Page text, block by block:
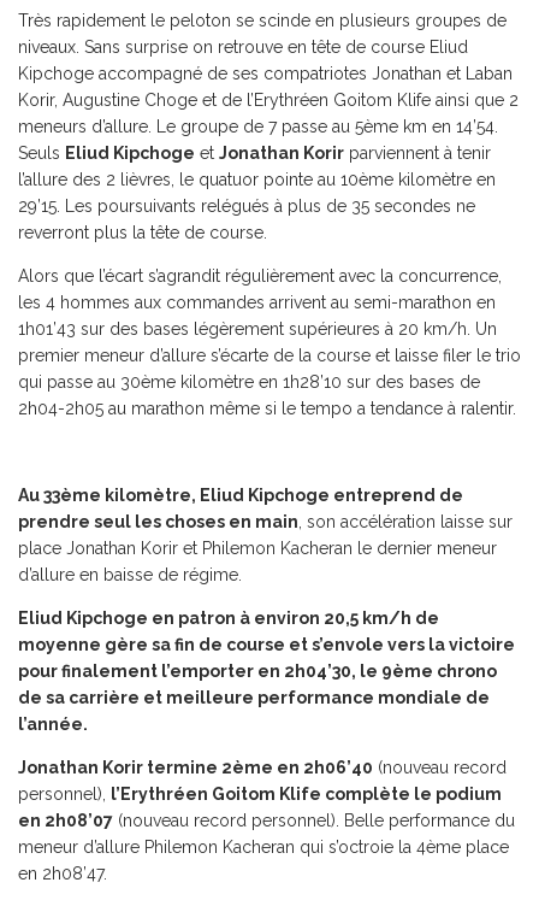
Très rapidement le peloton se scinde en plusieurs groupes de
niveaux. Sans surprise on retrouve en tête de course Eliud
Kipchoge accompagné de ses compatriotes Jonathan et Laban
Korir, Augustine Choge et de l’Erythréen Goitom Klife ainsi que 2
meneurs d’allure. Le groupe de 7 passe au 5ème km en 14’54.
Seuls Eliud Kipchoge et Jonathan Korir parviennent à tenir
l’allure des 2 lièvres, le quatuor pointe au 10ème kilomètre en
29’15. Les poursuivants relégués à plus de 35 secondes ne
reverront plus la tête de course.
Alors que l’écart s’agrandit régulièrement avec la concurrence,
les 4 hommes aux commandes arrivent au semi-marathon en
1h01’43 sur des bases légèrement supérieures à 20 km/h. Un
premier meneur d’allure s’écarte de la course et laisse filer le trio
qui passe au 30ème kilomètre en 1h28’10 sur des bases de
2h04-2h05 au marathon même si le tempo a tendance à ralentir.
Au 33ème kilomètre, Eliud Kipchoge entreprend de
prendre seul les choses en main , son accélération laisse sur
place Jonathan Korir et Philemon Kacheran le dernier meneur
d’allure en baisse de régime.
Eliud Kipchoge en patron à environ 20,5 km/h de
moyenne gère sa fin de course et s’envole vers la victoire
pour finalement l’emporter en 2h04’30, le 9ème chrono
de sa carrière et meilleure performance mondiale de
l’année.
Jonathan Korir termine 2ème en 2h06’40 (nouveau record
personnel),
l’Erythréen Goitom Klife complète le podium
en 2h08’07 (nouveau record personnel). Belle performance du
meneur d’allure Philemon Kacheran qui s’octroie la 4ème place
en 2h08’47.